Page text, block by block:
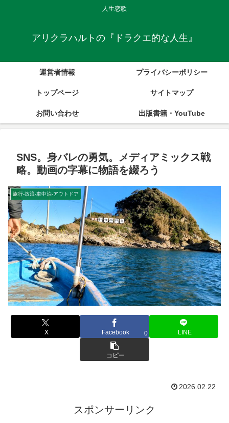
人生恋歌
アリクラハルトの『ドラクエ的な人生』
運営者情報 プライバシーポリシー
トップページ サイトマップ
お問い合わせ 出版書籍・YouTube
SNS。身バレの勇気。メディアミックス戦
略。動画の字幕に物語を綴ろう
旅行-放浪-車中泊-アウトドア
X Facebook 0 LINE
コピー
2026.02.22
スポンサーリンク